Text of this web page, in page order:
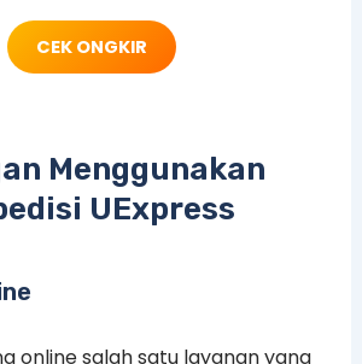
CEK ONGKIR
Menggunakan
UExpress
online salah satu layanan yang